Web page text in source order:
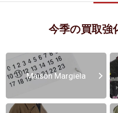
今季の買取強
Maison Margiela